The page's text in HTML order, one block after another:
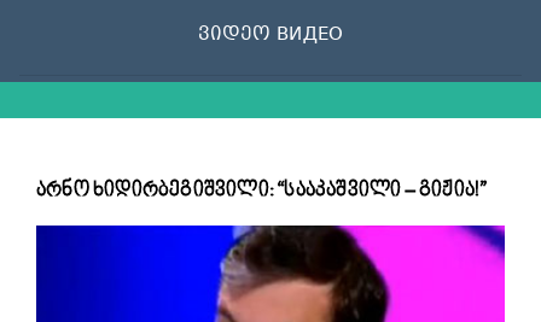
ვიდეო ВИДЕО
არნო ხიდირბეგიშვილი: “სააკაშვილი – გიჟია!”